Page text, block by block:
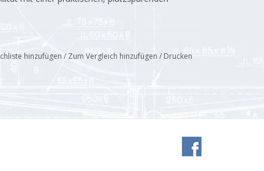
hinzufügen /Zum Vergleich hinzufügen / Drucken